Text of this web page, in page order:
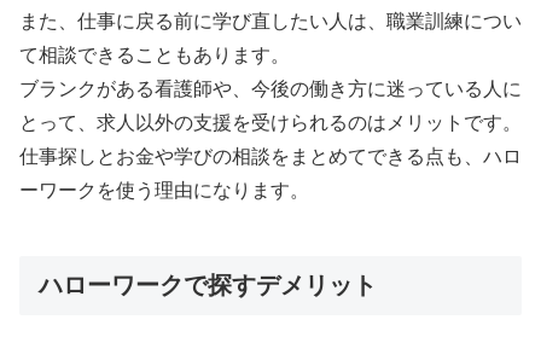
また、仕事に戻る前に学び直したい人は、職業訓練につい
て相談できることもあります。
ブランクがある看護師や、今後の働き方に迷っている人に
とって、求人以外の支援を受けられるのはメリットです。
仕事探しとお金や学びの相談をまとめてできる点も、ハロ
ーワークを使う理由になります。
ハローワークで探すデメリット